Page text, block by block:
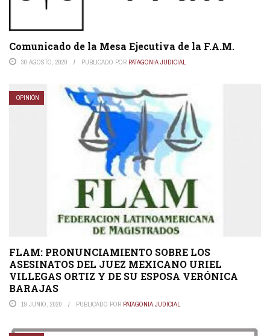
Comunicado de la Mesa Ejecutiva de la F.A.M.
30 AGOSTO, 2020 PUBLICADO POR PATAGONIA JUDICIAL
OPINIÓN
FLAM: PRONUNCIAMIENTO SOBRE LOS
ASESINATOS DEL JUEZ MEXICANO URIEL
VILLEGAS ORTIZ Y DE SU ESPOSA VERÓNICA
BARAJAS
19 JUNIO, 2020 PUBLICADO POR PATAGONIA JUDICIAL